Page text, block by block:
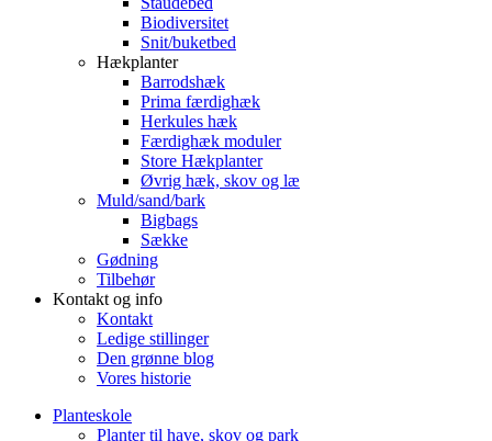
Biodiversitet
Snit/buketbed
Hækplanter
Barrodshæk
Prima færdighæk
Herkules hæk
Færdighæk moduler
Store Hækplanter
Øvrig hæk, skov og læ
Muld/sand/bark
Bigbags
Sække
Gødning
Tilbehør
Kontakt og info
Kontakt
Ledige stillinger
Den grønne blog
Vores historie
Planteskole
Planter til have, skov og park